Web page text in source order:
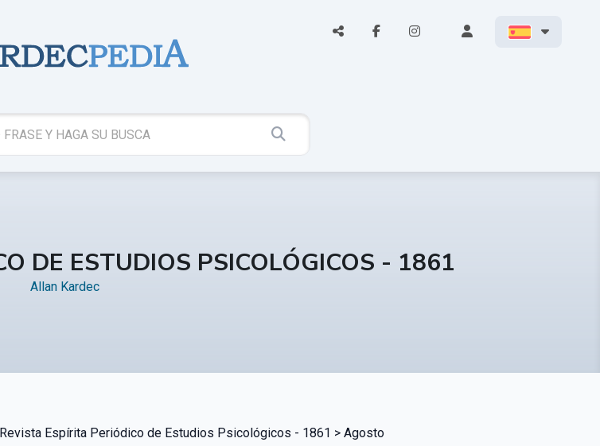
DE ESTUDIOS PSICOLÓGICOS - 1861
Allan Kardec
Espírita Periódico de Estudios Psicológicos - 1861 > Agosto